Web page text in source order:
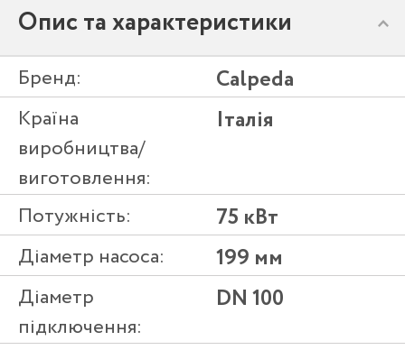
Опис та характеристики
Бренд: Calpeda
Країна
виробництва/
виготовлення:
Італія
Потужність: 75 кВт
Діаметр насоса: 199 мм
Діаметр
підключення:
DN 100